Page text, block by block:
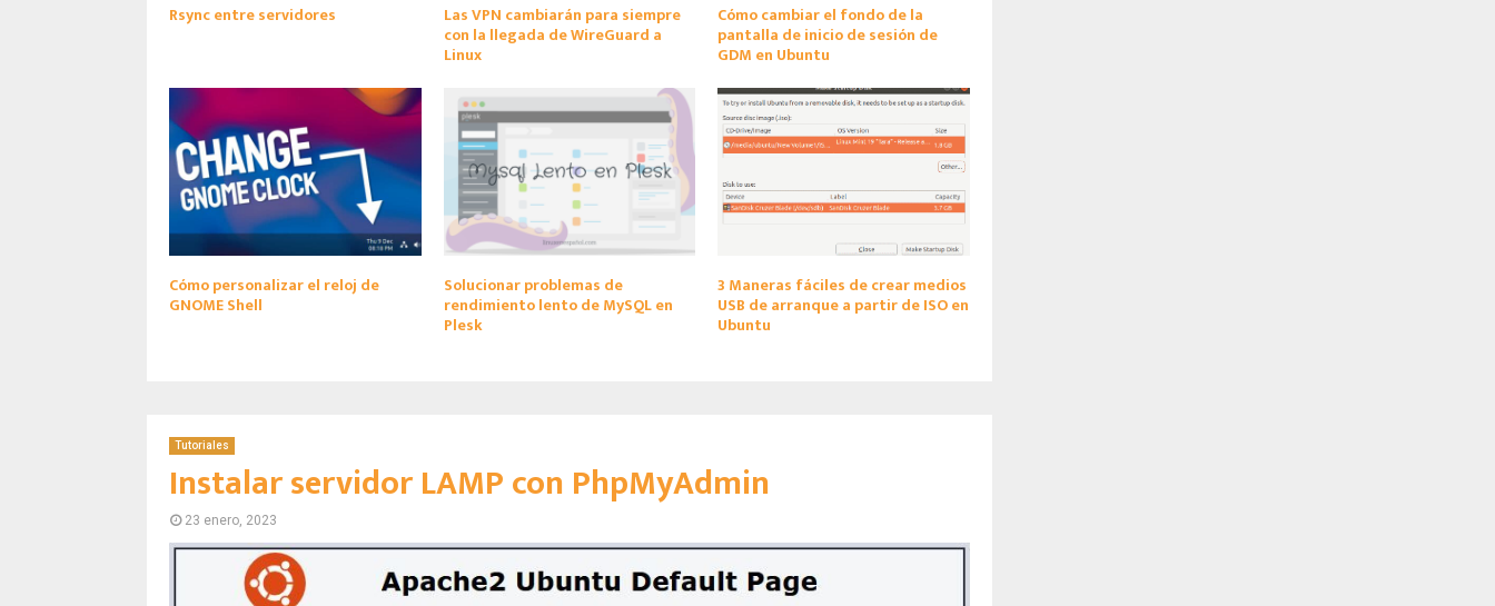
Rsync entre servidores Las VPN cambiarán para siempre
con la llegada de WireGuard a
Linux
Cómo cambiar el fondo de la
pantalla de inicio de sesión de
GDM en Ubuntu
Cómo personalizar el reloj de
GNOME Shell
Solucionar problemas de
rendimiento lento de MySQL en
Plesk
3 Maneras fáciles de crear medios
USB de arranque a partir de ISO en
Ubuntu
Tutoriales
Instalar servidor LAMP con PhpMyAdmin
23 enero, 2023